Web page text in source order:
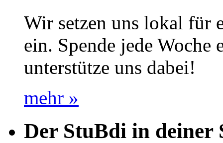
Wir setzen uns lokal für
ein. Spende jede Woche
unterstütze uns dabei!
mehr »
Der StuBdi in deiner